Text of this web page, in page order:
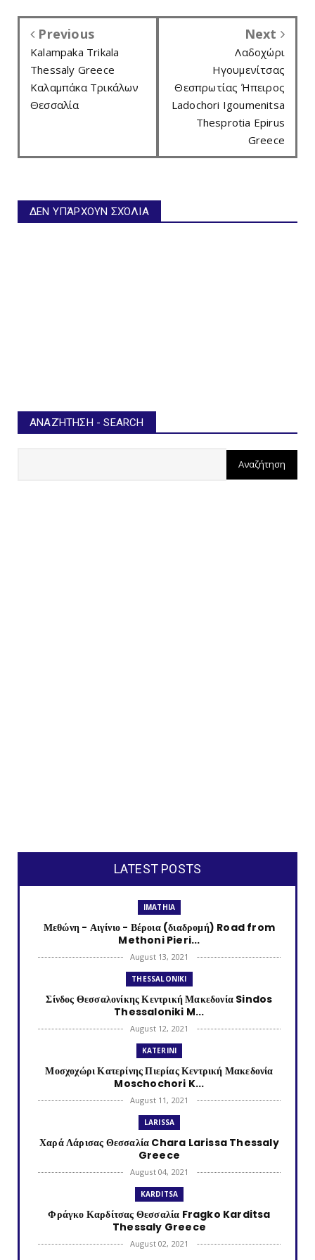
Previous
Kalampaka Trikala
Thessaly Greece
Καλαμπάκα Τρικάλων
Θεσσαλία
Next
Λαδοχώρι
Ηγουμενίτσας
Θεσπρωτίας Ήπειρος
Ladochori Igoumenitsa
Thesprotia Epirus
Greece
ΔΕΝ ΥΠΆΡΧΟΥΝ ΣΧΌΛΙΑ
ΑΝΑΖΉΤΗΣΗ - SEARCH
LATEST POSTS
IMATHIA
Μεθώνη - Αιγίνιο - Βέροια (διαδρομή) Road from
Methoni Pieri...
August 13, 2021
THESSALONIKI
Σίνδος Θεσσαλονίκης Κεντρική Μακεδονία Sindos
Thessaloniki M...
August 12, 2021
KATERINI
Μοσχοχώρι Κατερίνης Πιερίας Κεντρική Μακεδονία
Moschochori K...
August 11, 2021
LARISSA
Χαρά Λάρισας Θεσσαλία Chara Larissa Thessaly
Greece
August 04, 2021
KARDITSA
Φράγκο Καρδίτσας Θεσσαλία Fragko Karditsa
Thessaly Greece
August 02, 2021